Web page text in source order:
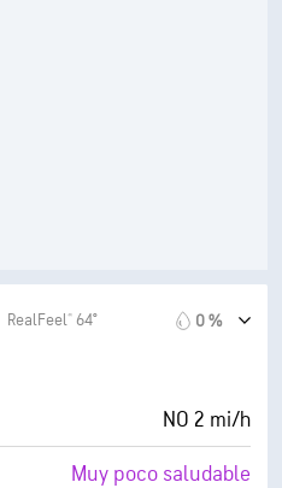
RealFeel® 64° 0 %
NO 2 mi/h
Muy poco saludable